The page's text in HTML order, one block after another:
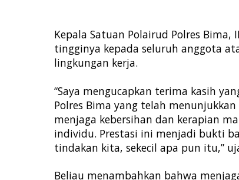
Kepala Satuan Polairud Polres Bima,
tingginya kepada seluruh anggota
lingkungan kerja.
“Saya mengucapkan terima kasih
Polres Bima yang telah
menjaga kebersihan dan kerapian
individu. Prestasi ini menjadi bukti
tindakan kita, sekecil apa pun itu,”
Beliau menambahkan bahwa